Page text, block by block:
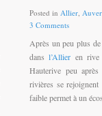
Posted in Allier
3 Comments
Après un peu plus
dansl’Allier en rive
Hauterive peu
rivières se rejoignent
faible permet à un